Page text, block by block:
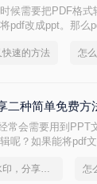
候需要把PDF格
pdf改成ppt。那么
速的方法
二种简单免费方
常会需要用到PPT
呢？如果能将pdf
pdf转ppt免费无水印，分享一种简单的方法